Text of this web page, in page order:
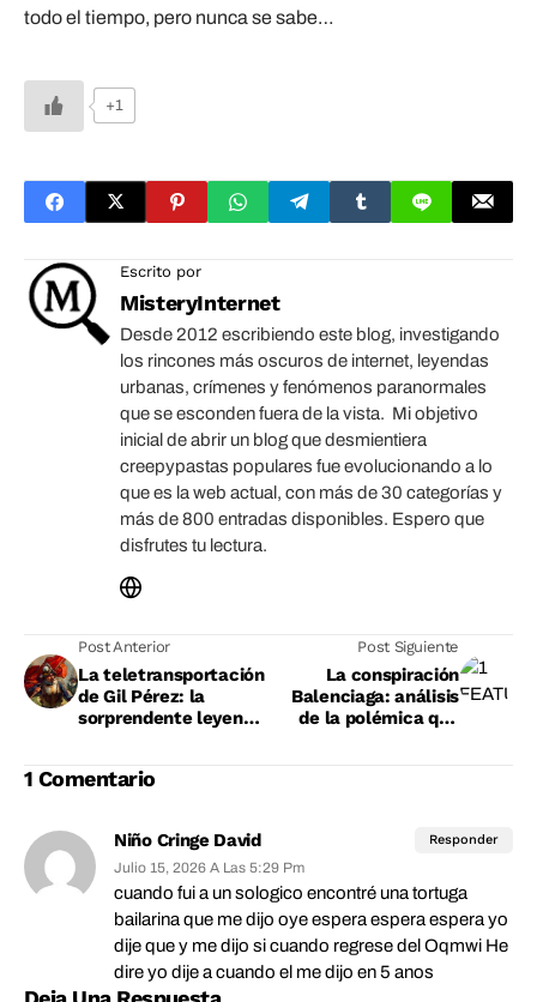
todo el tiempo, pero nunca se sabe…
+1
Escrito por
MisteryInternet
Desde 2012 escribiendo este blog, investigando
los rincones más oscuros de internet, leyendas
urbanas, crímenes y fenómenos paranormales
que se esconden fuera de la vista. Mi objetivo
inicial de abrir un blog que desmientiera
creepypastas populares fue evolucionando a lo
que es la web actual, con más de 30 categorías y
más de 800 entradas disponibles. Espero que
disfrutes tu lectura.
Post Anterior
La teletransportación
de Gil Pérez: la
sorprendente leyenda
continente
Post Siguiente
La conspiración
Balenciaga: análisis
de la polémica que
1 Comentario
Niño Cringe David
Julio 15, 2026 A Las 5:29 Pm
cuando fui a un sologico encontré una tortuga
bailarina que me dijo oye espera espera espera yo
dije que y me dijo si cuando regrese del Oqmwi He
dire yo dije a cuando el me dijo en 5 anos
Responder